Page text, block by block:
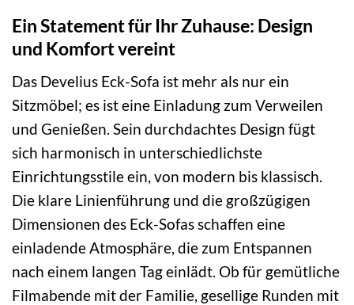
Ein Statement für Ihr Zuhause: Design
und Komfort vereint
Das Develius Eck-Sofa ist mehr als nur ein
Sitzmöbel; es ist eine Einladung zum Verweilen
und Genießen. Sein durchdachtes Design fügt
sich harmonisch in unterschiedlichste
Einrichtungsstile ein, von modern bis klassisch.
Die klare Linienführung und die großzügigen
Dimensionen des Eck-Sofas schaffen eine
einladende Atmosphäre, die zum Entspannen
nach einem langen Tag einlädt. Ob für gemütliche
Filmabende mit der Familie, gesellige Runden mit